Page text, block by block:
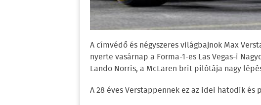
A címvédő és négyszeres világbajnok Max
nyerte vasárnap a Forma-1-es Las Vegas-i
Lando Norris, a McLaren brit pilótája nagy
A 28 éves Verstappennek ez az idei hatodik és